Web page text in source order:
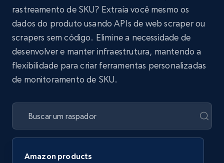
rastreamento de SKU? Extraia você mesmo os
dados do produto usando APIs de web scraper ou
scrapers sem código. Elimine a necessidade de
desenvolver e manter infraestrutura, mantendo a
flexibilidade para criar ferramentas personalizadas
de monitoramento de SKU.
Amazon products